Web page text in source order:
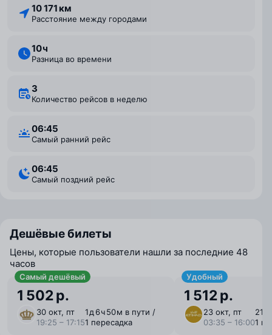
10 171 км
Расстояние между городами
10 ⁠ч
Разница во времени
3
Количество рейсов в неделю
06:45
Самый ранний рейс
06:45
Самый поздний рейс
Дешёвые билеты
Цены, которые пользователи нашли за последние 48
часов
Самый дешёвый
1 502 р.
30 окт, пт
19:25 – 17:15
1 ⁠д 6 ⁠ч 50 ⁠м в пути /
1 пересадка
Удобный
1 512 р.
23 окт, пт
03:35 – 16:00
21
1